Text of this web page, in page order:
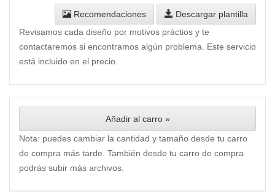
Recomendaciones
Descargar plantilla
Revisamos cada diseño por motivos práctios y te
contactaremos si encontramos algún problema. Este servicio
está incluido en el precio.
Añadir al carro »
Nota: puedes cambiar la cantidad y tamaño desde tu carro
de compra más tarde. También desde tu carro de compra
podrás subir más archivos.